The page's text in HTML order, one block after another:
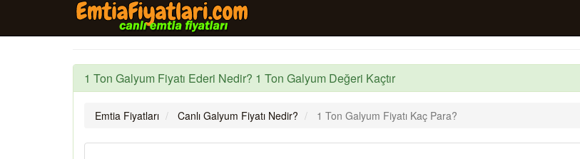
1 Ton Galyum Fiyatı Ederi Nedir? 1 Ton Galyum Değeri Kaçtır
Emtia Fiyatları Canlı Galyum Fiyatı Nedir? 1 Ton Galyum Fiyatı Kaç Para?